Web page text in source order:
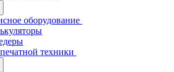
оборудование
техники